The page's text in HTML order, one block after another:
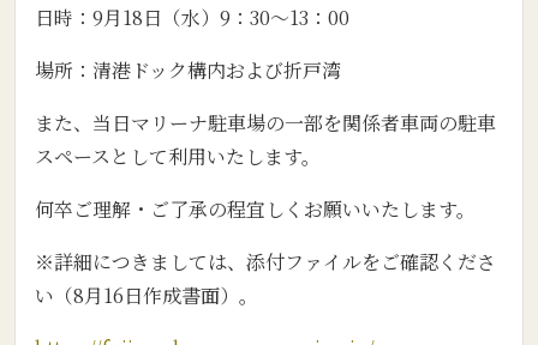
日時：9月18日（水）9：30～13：00
場所：清港ドック構内および折戸湾
また、当日マリーナ駐車場の一部を関係者車両の駐車
スペースとして利用いたします。
何卒ご理解・ご了承の程宜しくお願いいたします。
※詳細につきましては、添付ファイルをご確認くださ
い（8月16日作成書面）。